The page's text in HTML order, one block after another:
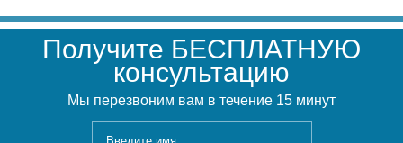
Получите БЕСПЛАТНУЮ
консультацию
Мы перезвоним вам в течение 15 минут